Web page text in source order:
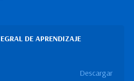
DE APRENDIZAJE
Descargar